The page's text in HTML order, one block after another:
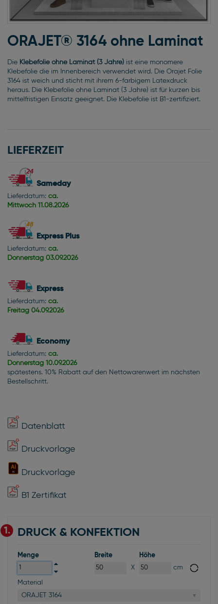
Anfang
der
springen
ORAJET® 3164 ohne Laminat
Die Klebefolie ohne Laminat (3 Jahre) ist eine monomere
Klebefolie die im Innenbereich verwendet wird. Die Orajet Folie
3164 ist weich und sticht mit ihrem 6-farbigem Latexdruck
heraus. Die Klebefolie ohne Laminat (3 Jahre) ist für kurzen bis
mittelfristigen Einsatz geeignet. Die Klebefolie ist B1-zertifiziert.
LIEFERZEIT
Sameday
Lieferdatum: ca.
Mittwoch 11.08.2026
Express Plus
Lieferdatum: ca.
Donnerstag 03.09.2026
Express
Lieferdatum: ca.
Freitag 04.09.2026
Economy
Lieferdatum: ca.
Donnerstag 10.09.2026
spätestens. 10% Rabatt auf den Nettowarenwert im nächsten
Bestellschritt.
Datenblatt
Druckvorlage
Druckvorlage
B1 Zertifikat
1. DRUCK & KONFEKTION
Menge
Breite
X
Höhe
cm
Material
ORAJET 3164